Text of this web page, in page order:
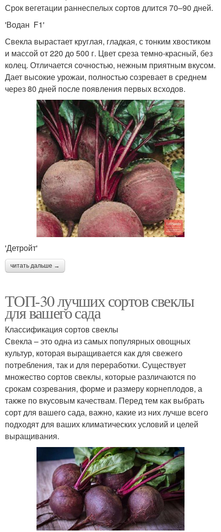
Срок вегетации раннеспелых сортов длится 70–90 дней.
'Водан F1'
Свекла вырастает круглая, гладкая, с тонким хвостиком
и массой от 220 до 500 г. Цвет среза темно-красный, без
колец. Отличается сочностью, нежным приятным вкусом.
Дает высокие урожаи, полностью созревает в среднем
через 80 дней после появления первых всходов.
'Детройт'
читать дальше →
ТОП-30 лучших сортов свеклы
для вашего сада
Классификация сортов свеклы
Свекла – это одна из самых популярных овощных
культур, которая выращивается как для свежего
потребления, так и для переработки. Существует
множество сортов свеклы, которые различаются по
срокам созревания, форме и размеру корнеплодов, а
также по вкусовым качествам. Перед тем как выбрать
сорт для вашего сада, важно, какие из них лучше всего
подходят для ваших климатических условий и целей
выращивания.